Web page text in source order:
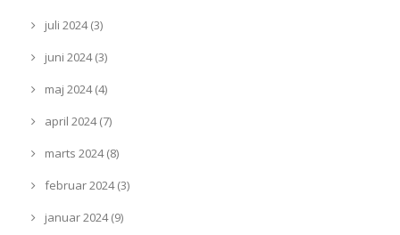
juli 2024 (3)
juni 2024 (3)
maj 2024 (4)
april 2024 (7)
marts 2024 (8)
februar 2024 (3)
januar 2024 (9)